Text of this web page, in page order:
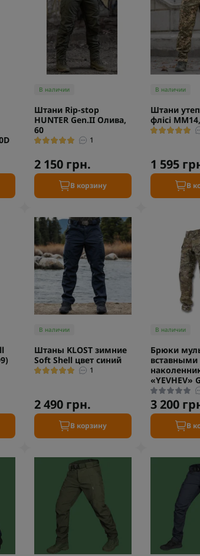
В наличии
Штани Rip-stop
HUNTER Gen.II Олива,
60
1
2 150 грн.
В корзину
В наличии
Штани
флісі
1 595
В
В наличии
Штаны KLOST зимние
Soft Shell цвет синий
1
2 490 грн.
В корзину
В наличии
Брюки
вставными
«YEVHEV»
3 200
В